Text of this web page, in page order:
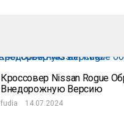
Кроссовер Nissan Rogue
Внедорожную Версию
fudia 14.07.2024